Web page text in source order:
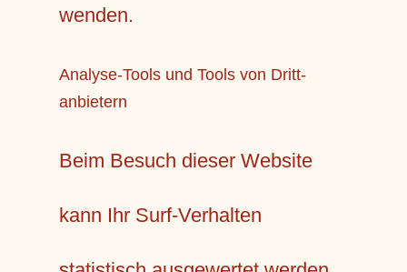
wenden.
Analyse-Tools und Tools von Dritt­
anbietern
Beim Besuch dieser Website
kann Ihr Surf-Verhalten